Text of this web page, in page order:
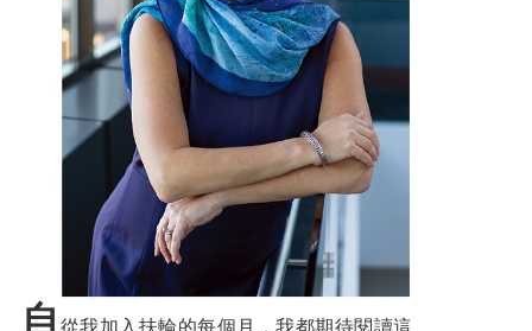
3462地區RYE委員會Outbound研習結訓典禮
3470地區2021-22年度第38屆地區年會紀要
國際扶輪臺灣前總監協會會長林士珍先生生平事略
三、扶輪作品
神秘的微型世界── 約瑟夫‧康奈爾的記憶盒子
自